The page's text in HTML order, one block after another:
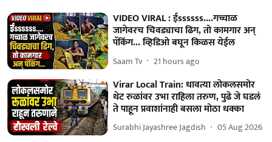
VIDEO VIRAL : ईssssss....गच्चाळ
जागेवरच चिवड्याचा ढिग, तो कामगार अन्
पॅकिंग... व्हिडिओ बघून किळस येईल
Saam Tv 21 hours ago
Virar Local Train: धावत्या लोकलसमोर
थेट रुळांवर उभा राहिला तरुण, पुढे जे घडलं
ते पाहून प्रवाशांनाही बसला मोठा धक्का
Surabhi Jayashree Jagdish 05 Aug 2026